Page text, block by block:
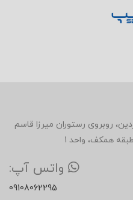
ابتدای خیابان 12 فروردین، روبروی رستوران میرزا قاسم
همکف، واحد 1
واتس آپ:
09108062295